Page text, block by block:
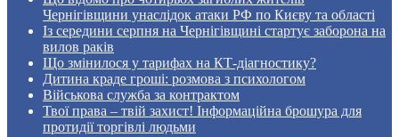
Чернігівщини унаслідок атаки РФ по Києву та області
Із середини серпня на Чернігівщині стартує заборона на
вилов раків
Що змінилося у тарифах на КТ-діагностику?
Дитина краде гроші: розмова з психологом
Військова служба за контрактом
Твої права – твій захист! Інформаційна брошура для
протидії торгівлі людьми